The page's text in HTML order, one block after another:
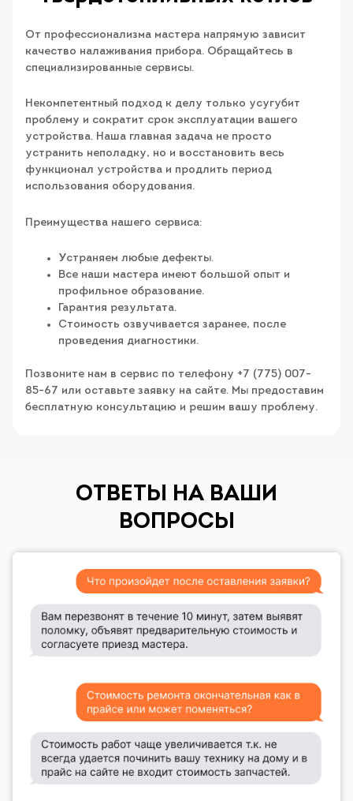
От профессионализма мастера напрямую зависит
качество налаживания прибора. Обращайтесь в
специализированные сервисы.
Некомпетентный подход к делу только усугубит
проблему и сократит срок эксплуатации вашего
устройства. Наша главная задача не просто
устранить неполадку, но и восстановить весь
функционал устройства и продлить период
использования оборудования.
Преимущества нашего сервиса:
Устраняем любые дефекты.
Все наши мастера имеют большой опыт и
профильное образование.
Гарантия результата.
Стоимость озвучивается заранее, после
проведения диагностики.
Позвоните нам в сервис по телефону +7 (775) 007-
85-67 или оставьте заявку на сайте. Мы предоставим
бесплатную консультацию и решим вашу проблему.
ОТВЕТЫ НА ВАШИ
ВОПРОСЫ